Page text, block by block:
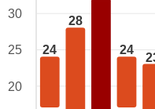
24
28
24
30
25
20